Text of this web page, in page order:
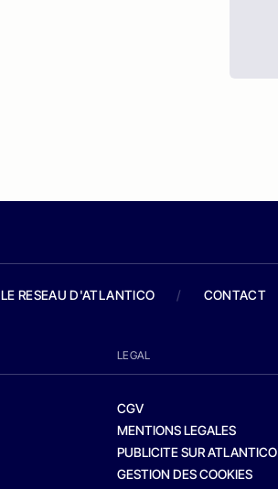
LE RESEAU D'ATLANTICO / CONTACT
LEGAL
CGV
MENTIONS LEGALES
PUBLICITE SUR ATLANTICO
GESTION DES COOKIES